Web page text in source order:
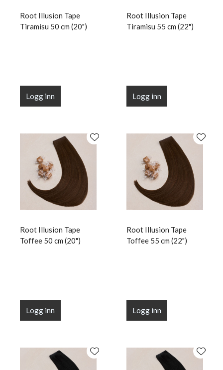
Root Illusion Tape
Tiramisu 50 cm (20")
Logg inn
Root Illusion Tape
Tiramisu 55 cm (22")
Logg inn
Root Illusion Tape
Toffee 50 cm (20")
Logg inn
Root Illusion Tape
Toffee 55 cm (22")
Logg inn